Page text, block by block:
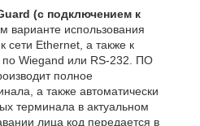
(с подключением к
варианте использования
сети Ethernet, а также к
по Wiegand или RS-232. ПО
полное
а также автоматически
терминала в актуальном
лица код передается в